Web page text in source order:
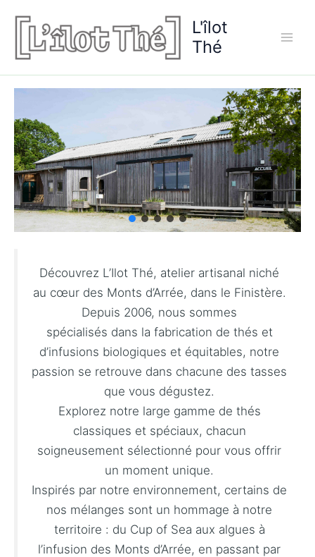
L'îlot
Thé
Découvrez L’Ilot Thé, atelier artisanal niché
au cœur des Monts d’Arrée, dans le Finistère.
Depuis 2006, nous sommes
spécialisés dans la fabrication de thés et
d’infusions biologiques et équitables, notre
passion se retrouve dans chacune des tasses
que vous dégustez.
Explorez notre large gamme de thés
classiques et spéciaux, chacun
soigneusement sélectionné pour vous offrir
un moment unique.
Inspirés par notre environnement, certains de
nos mélanges sont un hommage à notre
territoire : du Cup of Sea aux algues à
l’infusion des Monts d’Arrée, en passant par